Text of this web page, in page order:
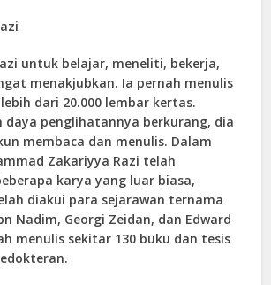
untuk belajar, meneliti, bekerja,
menakjubkan. Ia pernah menulis
dari 20.000 lembar kertas.
daya penglihatannya berkurang, dia
membaca dan menulis. Dalam
Zakariyya Razi telah
karya yang luar biasa,
diakui para sejarawan ternama
Nadim, Georgi Zeidan, dan Edward
menulis sekitar 130 buku dan tesis